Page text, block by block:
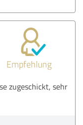
Empfehlung
zugeschickt, sehr